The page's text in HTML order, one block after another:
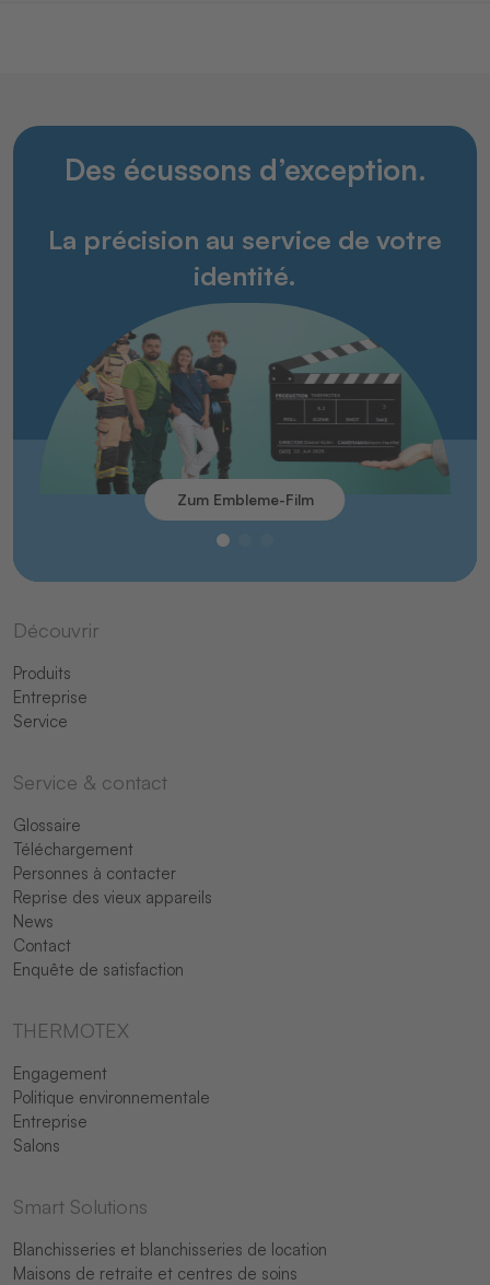
Des écussons d’exception.
La précision au service de votre
identité.
Zum Embleme-Film
Découvrir
Produits
Entreprise
Service
Service & contact
Glossaire
Téléchargement
Personnes à contacter
Reprise des vieux appareils
News
Contact
Enquête de satisfaction
THERMOTEX
Engagement
Politique environnementale
Entreprise
Salons
Smart Solutions
Blanchisseries et blanchisseries de location
Maisons de retraite et centres de soins